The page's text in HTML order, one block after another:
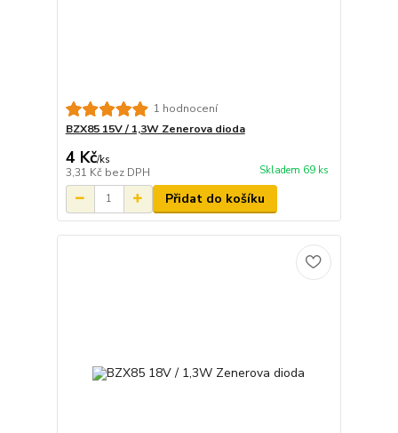
1 hodnocení
BZX85 15V / 1,3W Zenerova dioda
4 Kč/ks
3,31 Kč bez DPH Skladem 69 ks
Přidat do košíku